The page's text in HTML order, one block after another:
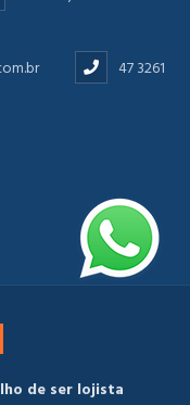
47 3261
de ser lojista